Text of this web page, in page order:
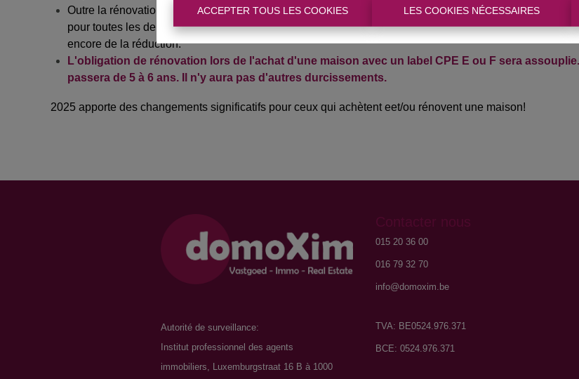
ACCEPTER TOUS LES COOKIES LES COOKIES NÉCESSAIRES
Outre la rénovation énergétique lourde mentionée ci-dessus,
vous ne bénéficierez plus d'une
pour toutes les demandes de permis d'urbanisme à partir du 1er octobre 2025. Vous introduisez votre
encore de la réduction.
L'obligation de rénovation lors de l'achat d'une maison avec un label CPE E ou F sera
passera de 5 à 6 ans. Il n'y aura pas d'autres durcissements.
2025 apporte des changements significatifs pour ceux qui achètent eet/ou rénovent une maison!
Autorité de surveillance:
Institut professionnel des agents
immobiliers, Luxemburgstraat 16 B à 1000
Contacter nous
015 20 36 00
016 79 32 70
info@domoxim.be
TVA: BE0524.976.371
BCE: 0524.976.371